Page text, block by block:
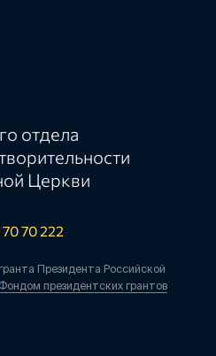
отдела
Церкви
70 222
Президента Российской
Фондом президентских грантов